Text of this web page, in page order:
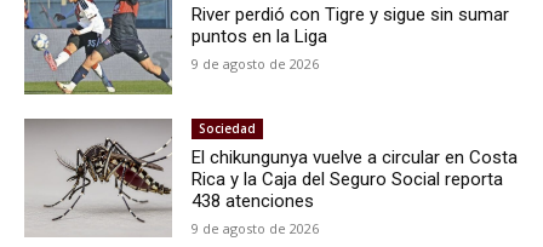
River perdió con Tigre y sigue sin sumar
puntos en la Liga
9 de agosto de 2026
Sociedad
El chikungunya vuelve a circular en Costa
Rica y la Caja del Seguro Social reporta
438 atenciones
9 de agosto de 2026